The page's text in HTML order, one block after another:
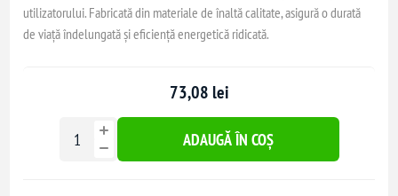
utilizatorului. Fabricată din materiale de înaltă calitate, asigură o durată
de viață îndelungată și eficiență energetică ridicată.
73,08 lei
ADAUGĂ ÎN COȘ